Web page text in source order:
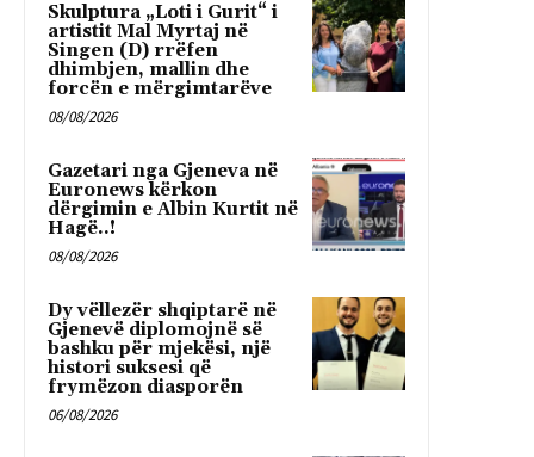
Skulptura „Loti i Gurit“ i
artistit Mal Myrtaj në
Singen (D) rrëfen
dhimbjen, mallin dhe
forcën e mërgimtarëve
08/08/2026
Gazetari nga Gjeneva në
Euronews kërkon
dërgimin e Albin Kurtit në
Hagë..!
08/08/2026
Dy vëllezër shqiptarë në
Gjenevë diplomojnë së
bashku për mjekësi, një
histori suksesi që
frymëzon diasporën
06/08/2026